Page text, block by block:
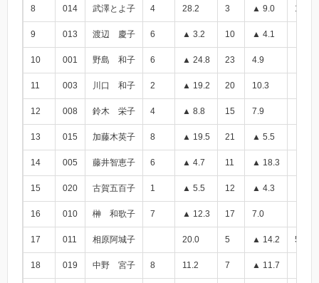
8 014 武澤とよ子 4 28.2 3 ▲ 9.0 19.2
9 013 渡辺 慶子 6 ▲ 3.2 10 ▲ 4.1
10 001 野島 和子 6 ▲ 24.8 23 4.9
11 003 川口 和子 2 ▲ 19.2 20 10.3
12 008 鈴木 栄子 4 ▲ 8.8 15 7.9
13 015 加藤木英子 8 ▲ 19.5 21 ▲ 5.5
14 005 藤井智恵子 6 ▲ 4.7 11 ▲ 18.3
15 020 古賀五百子 1 ▲ 5.5 12 ▲ 4.3
16 010 榊 和歌子 7 ▲ 12.3 17 7.0
17 011 相原阿城子 20.0 5 ▲ 14.2 5.8
18 019 中野 宮子 8 11.2 7 ▲ 11.7